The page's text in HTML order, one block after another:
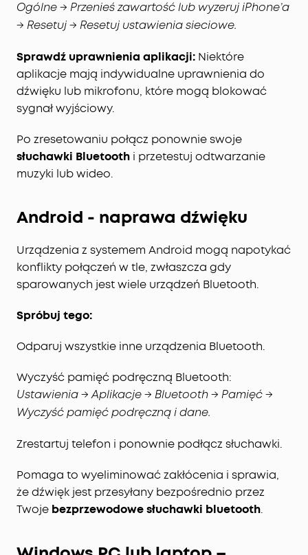
Ogólne → Przenieś zawartość lub wyzeruj iPhone’a
→ Resetuj → Resetuj ustawienia sieciowe.
Sprawdź uprawnienia aplikacji: Niektóre
aplikacje mają indywidualne uprawnienia do
dźwięku lub mikrofonu, które mogą blokować
sygnał wyjściowy.
Po zresetowaniu połącz ponownie swoje
słuchawki Bluetooth i przetestuj odtwarzanie
muzyki lub wideo.
Android - naprawa dźwięku
Urządzenia z systemem Android mogą napotykać
konflikty połączeń w tle, zwłaszcza gdy
sparowanych jest wiele urządzeń Bluetooth.
Spróbuj tego:
Odparuj wszystkie inne urządzenia Bluetooth.
Wyczyść pamięć podręczną Bluetooth:
Ustawienia → Aplikacje → Bluetooth → Pamięć →
Wyczyść pamięć podręczną i dane.
Zrestartuj telefon i ponownie podłącz słuchawki.
Pomaga to wyeliminować zakłócenia i sprawia,
że dźwięk jest przesyłany bezpośrednio przez
Twoje bezprzewodowe słuchawki bluetooth.